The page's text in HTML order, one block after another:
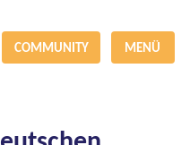
COMMUNITY MENÜ